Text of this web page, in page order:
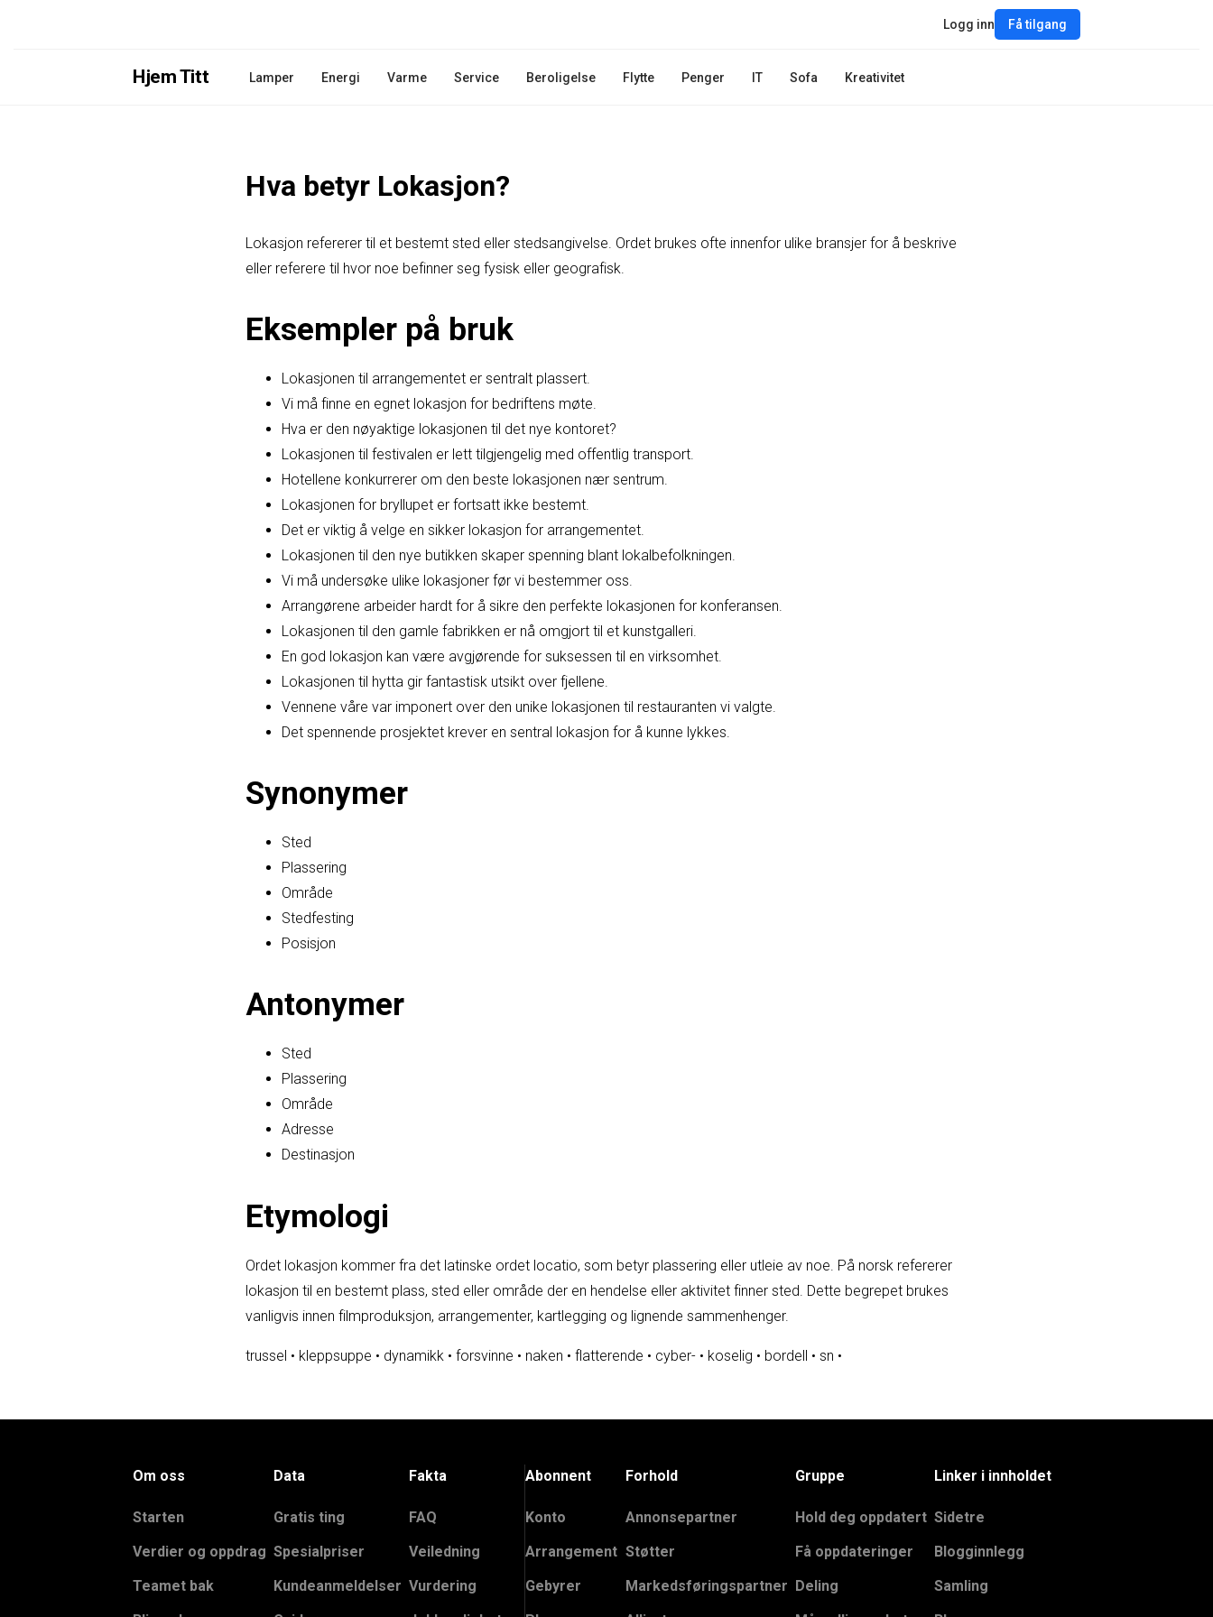
Hjem Titt Lamper Energi Varme Service Beroligelse Flytte Penger IT Sofa Kreativitet
Logg inn Få tilgang
Hva betyr Lokasjon?
Lokasjon refererer til et bestemt sted eller stedsangivelse. Ordet brukes ofte innenfor ulike bransjer for å beskrive
eller referere til hvor noe befinner seg fysisk eller geografisk.
Eksempler på bruk
Lokasjonen til arrangementet er sentralt plassert.
Vi må finne en egnet lokasjon for bedriftens møte.
Hva er den nøyaktige lokasjonen til det nye kontoret?
Lokasjonen til festivalen er lett tilgjengelig med offentlig transport.
Hotellene konkurrerer om den beste lokasjonen nær sentrum.
Lokasjonen for bryllupet er fortsatt ikke bestemt.
Det er viktig å velge en sikker lokasjon for arrangementet.
Lokasjonen til den nye butikken skaper spenning blant lokalbefolkningen.
Vi må undersøke ulike lokasjoner før vi bestemmer oss.
Arrangørene arbeider hardt for å sikre den perfekte lokasjonen for konferansen.
Lokasjonen til den gamle fabrikken er nå omgjort til et kunstgalleri.
En god lokasjon kan være avgjørende for suksessen til en virksomhet.
Lokasjonen til hytta gir fantastisk utsikt over fjellene.
Vennene våre var imponert over den unike lokasjonen til restauranten vi valgte.
Det spennende prosjektet krever en sentral lokasjon for å kunne lykkes.
Synonymer
Sted
Plassering
Område
Stedfesting
Posisjon
Antonymer
Sted
Plassering
Område
Adresse
Destinasjon
Etymologi
Ordet lokasjon kommer fra det latinske ordet locatio, som betyr plassering eller utleie av noe. På norsk refererer
lokasjon til en bestemt plass, sted eller område der en hendelse eller aktivitet finner sted. Dette begrepet brukes
vanligvis innen filmproduksjon, arrangementer, kartlegging og lignende sammenhenger.
trussel • kleppsuppe • dynamikk • forsvinne • naken • flatterende • cyber- • koselig • bordell • sn •
Om oss
Starten
Verdier og oppdrag
Teamet bak
Data
Gratis ting
Spesialpriser
Kundeanmeldelser
Fakta
FAQ
Veiledning
Vurdering
Abonnent
Konto
Arrangement
Gebyrer
Forhold
Annonsepartner
Støtter
Markedsføringspartner
Gruppe
Hold deg oppdatert
Få oppdateringer
Deling
Linker i innholdet
Sidetre
Blogginnlegg
Samling